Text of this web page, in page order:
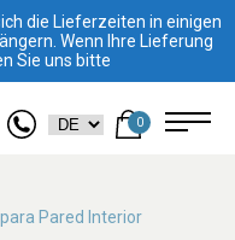
die Lieferzeiten in einigen
Wenn Ihre Lieferung
Sie uns bitte
0
Pared Interior